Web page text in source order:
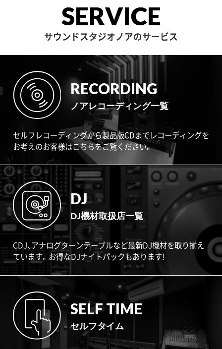
SERVICE
サウンドスタジオノアのサービス
RECORDING
ノアレコーディング一覧
セルフレコーディングから製品版CDまでレコーディングを
お考えのお客様はこちらをご覧ください。
DJ
DJ機材取扱店一覧
CDJ、アナログターンテーブルなど最新DJ機材を取り揃え
ています。お得なDJナイトパックもあります!
SELF TIME
セルフタイム